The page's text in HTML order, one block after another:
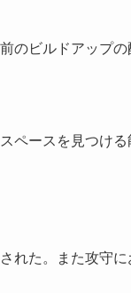
のビルドアップの
ペースを見つけ
れた。また攻守